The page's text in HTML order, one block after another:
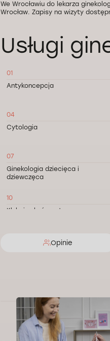
We Wrocławiu do lekarza
Wrocław. Zapisy na wizyty
Usługi
01
Antykoncepcja
04
Cytologia
07
Ginekologia dziecięca i
dziewczęca
10
Kłykciny kończyste
Mięśniak macicy
Zapalenie jajników
Opinie